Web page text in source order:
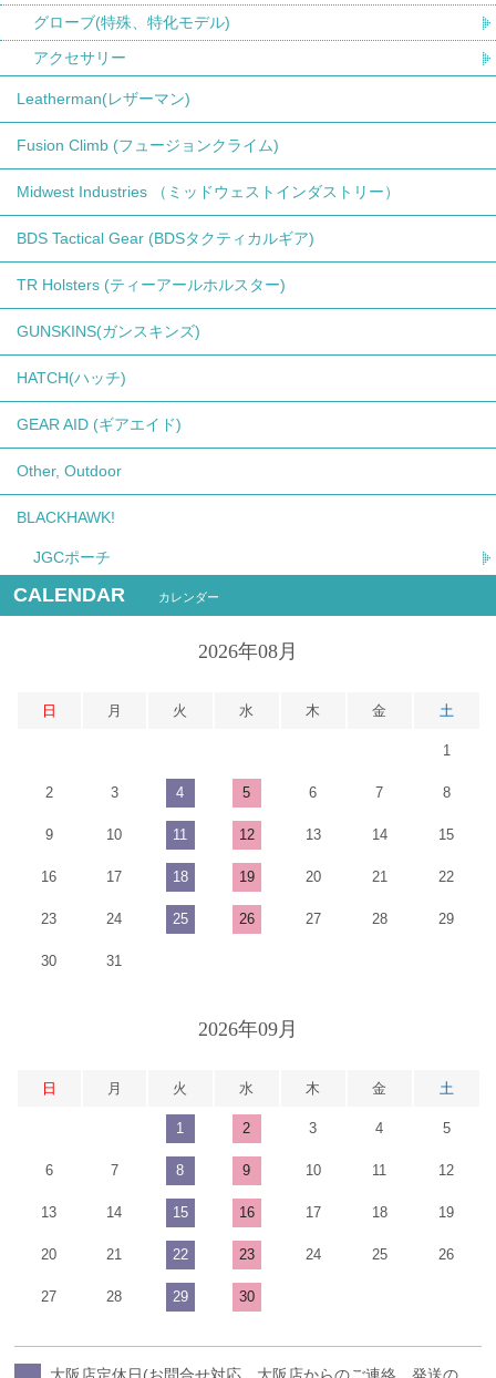
グローブ(特殊、特化モデル)
アクセサリー
Leatherman(レザーマン)
Fusion Climb (フュージョンクライム)
Midwest Industries （ミッドウェストインダストリー）
BDS Tactical Gear (BDSタクティカルギア)
TR Holsters (ティーアールホルスター)
GUNSKINS(ガンスキンズ)
HATCH(ハッチ)
GEAR AID (ギアエイド)
Other, Outdoor
BLACKHAWK!
JGCポーチ
CALENDAR カレンダー
2026年08月
日 月 火 水 木 金 土
1
2 3 4 5 6 7 8
9 10 11 12 13 14 15
16 17 18 19 20 21 22
23 24 25 26 27 28 29
30 31
2026年09月
日 月 火 水 木 金 土
1 2 3 4 5
6 7 8 9 10 11 12
13 14 15 16 17 18 19
20 21 22 23 24 25 26
27 28 29 30